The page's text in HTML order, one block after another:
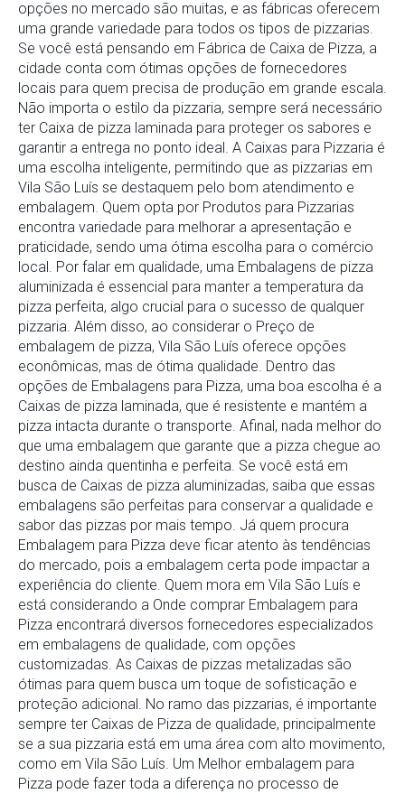
opções no mercado são muitas, e as fábricas oferecem
uma grande variedade para todos os tipos de pizzarias.
Se você está pensando em Fábrica de Caixa de Pizza, a
cidade conta com ótimas opções de fornecedores
locais para quem precisa de produção em grande escala.
Não importa o estilo da pizzaria, sempre será necessário
ter Caixa de pizza laminada para proteger os sabores e
garantir a entrega no ponto ideal. A Caixas para Pizzaria é
uma escolha inteligente, permitindo que as pizzarias em
Vila São Luís se destaquem pelo bom atendimento e
embalagem. Quem opta por Produtos para Pizzarias
encontra variedade para melhorar a apresentação e
praticidade, sendo uma ótima escolha para o comércio
local. Por falar em qualidade, uma Embalagens de pizza
aluminizada é essencial para manter a temperatura da
pizza perfeita, algo crucial para o sucesso de qualquer
pizzaria. Além disso, ao considerar o Preço de
embalagem de pizza, Vila São Luís oferece opções
econômicas, mas de ótima qualidade. Dentro das
opções de Embalagens para Pizza, uma boa escolha é a
Caixas de pizza laminada, que é resistente e mantém a
pizza intacta durante o transporte. Afinal, nada melhor do
que uma embalagem que garante que a pizza chegue ao
destino ainda quentinha e perfeita. Se você está em
busca de Caixas de pizza aluminizadas, saiba que essas
embalagens são perfeitas para conservar a qualidade e
sabor das pizzas por mais tempo. Já quem procura
Embalagem para Pizza deve ficar atento às tendências
do mercado, pois a embalagem certa pode impactar a
experiência do cliente. Quem mora em Vila São Luís e
está considerando a Onde comprar Embalagem para
Pizza encontrará diversos fornecedores especializados
em embalagens de qualidade, com opções
customizadas. As Caixas de pizzas metalizadas são
ótimas para quem busca um toque de sofisticação e
proteção adicional. No ramo das pizzarias, é importante
sempre ter Caixas de Pizza de qualidade, principalmente
se a sua pizzaria está em uma área com alto movimento,
como em Vila São Luís. Um Melhor embalagem para
Pizza pode fazer toda a diferença no processo de